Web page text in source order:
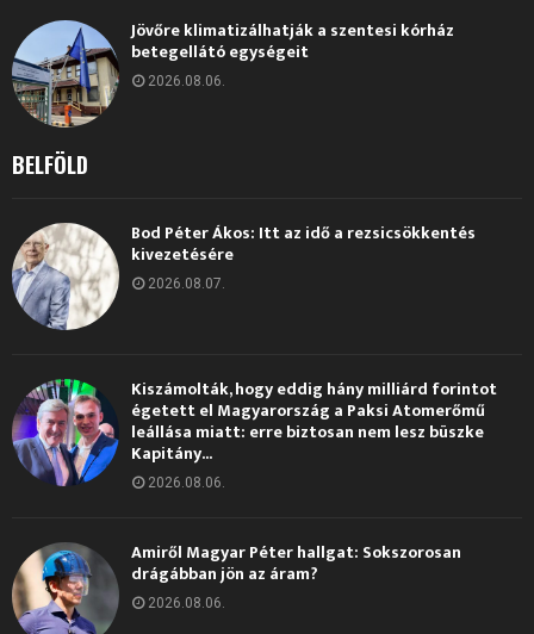
Jövőre klimatizálhatják a szentesi kórház
betegellátó egységeit
2026.08.06.
BELFÖLD
Bod Péter Ákos: Itt az idő a rezsicsökkentés
kivezetésére
2026.08.07.
Kiszámolták, hogy eddig hány milliárd forintot
égetett el Magyarország a Paksi Atomerőmű
leállása miatt: erre biztosan nem lesz büszke
Kapitány...
2026.08.06.
Amiről Magyar Péter hallgat: Sokszorosan
drágábban jön az áram?
2026.08.06.